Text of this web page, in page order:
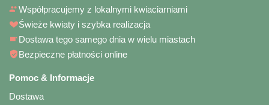
Współpracujemy z lokalnymi kwiaciarniami
Świeże kwiaty i szybka realizacja
Dostawa tego samego dnia w wielu miastach
Bezpieczne płatności online
Pomoc & Informacje
Dostawa